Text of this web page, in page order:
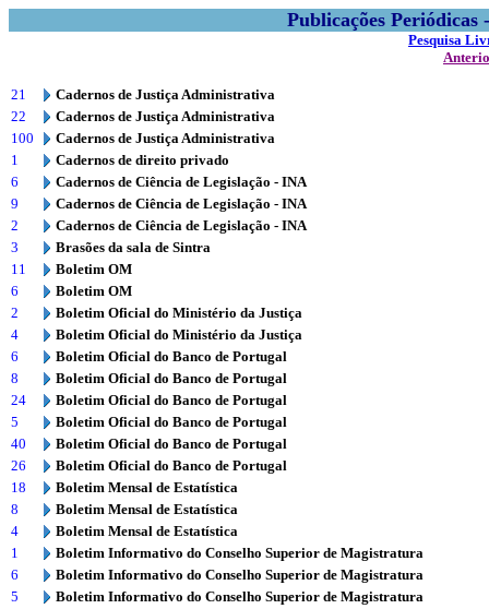
Publicações
Pesquisa
21
Cadernos de Justiça Administrativa
22
Cadernos de Justiça Administrativa
100
Cadernos de Justiça Administrativa
1
Cadernos de direito privado
6
Cadernos de Ciência de Legislação - INA
9
Cadernos de Ciência de Legislação - INA
2
Cadernos de Ciência de Legislação - INA
3
Brasões da sala de Sintra
11
Boletim OM
6
Boletim OM
2
Boletim Oficial do Ministério da Justiça
4
Boletim Oficial do Ministério da Justiça
6
Boletim Oficial do Banco de Portugal
8
Boletim Oficial do Banco de Portugal
24
Boletim Oficial do Banco de Portugal
5
Boletim Oficial do Banco de Portugal
40
Boletim Oficial do Banco de Portugal
26
Boletim Oficial do Banco de Portugal
18
Boletim Mensal de Estatística
8
Boletim Mensal de Estatística
4
Boletim Mensal de Estatística
1
Boletim Informativo do Conselho Superior de Magistratura
6
Boletim Informativo do Conselho Superior de Magistratura
5
Boletim Informativo do Conselho Superior de Magistratura